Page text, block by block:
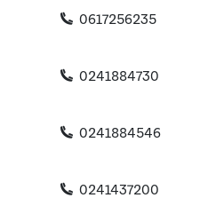
0617256235
0241884730
0241884546
0241437200